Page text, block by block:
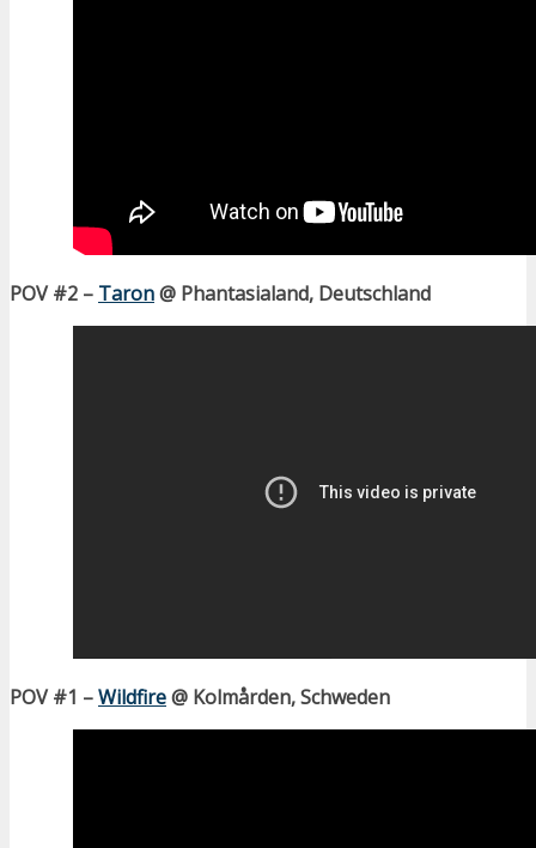
POV #2 – Taron@ Phantasialand, Deutschland
POV #1 –Wildfire@ Kolmården, Schweden